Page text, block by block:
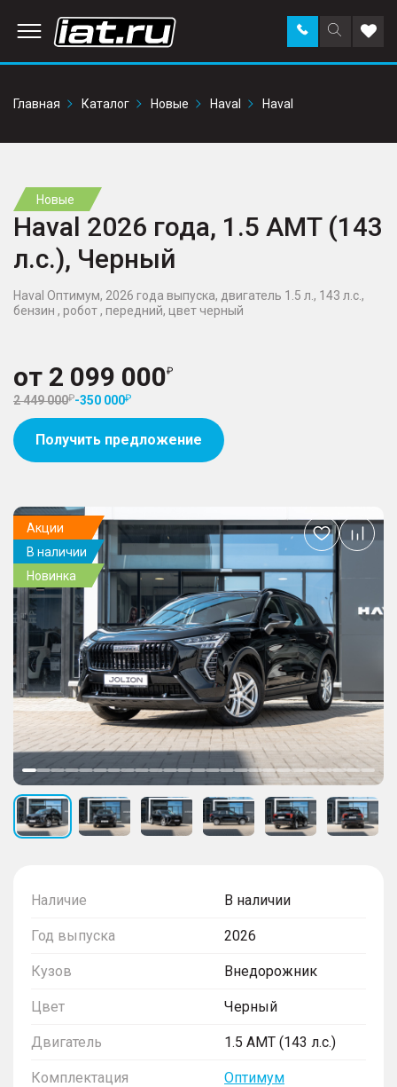
Поиск
по
Заказать
звонок в
Главная
Каталог Новые Haval Haval
Новые
Haval 2026 года, 1.5 AMT (143
л.с.), Черный
Haval Оптимум, 2026 года выпуска, двигатель 1.5 л., 143 л.с.,
бензин , робот , передний, цвет черный
от 2 099 000
2 449 000 -350 000
Получить предложение
Наличие В наличии
Год выпуска 2026
Кузов Внедорожник
Цвет Черный
Двигатель 1.5 AMT (143 л.с.)
Комплектация Оптимум
Акции
В наличии
Новинка
Добавить
в
избранное